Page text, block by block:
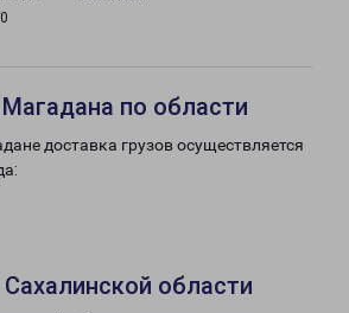
по области
доставка грузов осуществляется
области